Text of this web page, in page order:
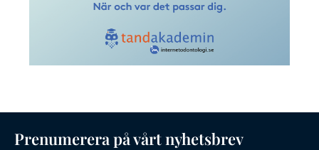
Prenumerera på vårt nyhetsbrev